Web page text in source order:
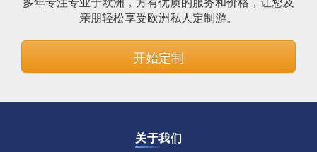
亲朋轻松享受欧洲私人定制游。
开始定制
关于我们